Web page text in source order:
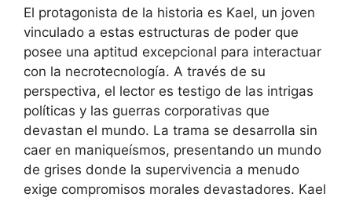
El protagonista de la historia es Kael, un joven
vinculado a estas estructuras de poder que
posee una aptitud excepcional para interactuar
con la necrotecnología. A través de su
perspectiva, el lector es testigo de las intrigas
políticas y las guerras corporativas que
devastan el mundo. La trama se desarrolla sin
caer en maniqueísmos, presentando un mundo
de grises donde la supervivencia a menudo
exige compromisos morales devastadores. Kael